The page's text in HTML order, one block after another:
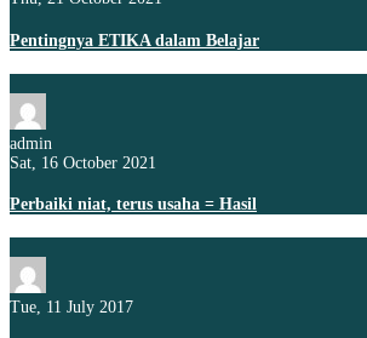
Pentingnya ETIKA dalam Belajar
admin
Sat, 16 October 2021
Perbaiki niat, terus usaha = Hasil
Tue, 11 July 2017